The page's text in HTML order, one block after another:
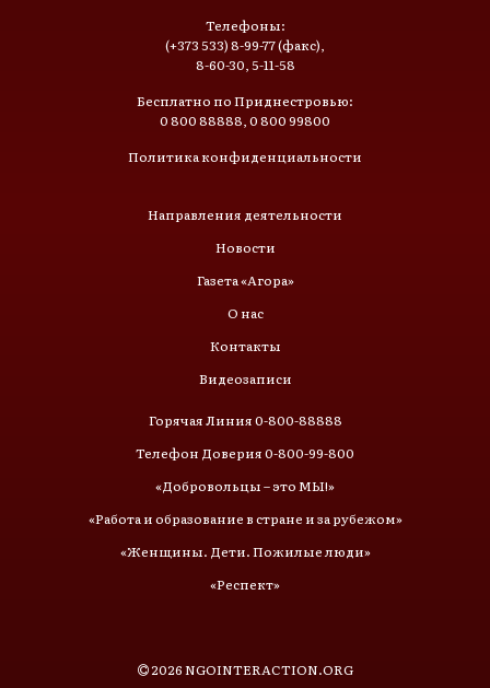
Телефоны:
(+373 533) 8-99-77 (факс),
8-60-30, 5-11-58
Бесплатно по Приднестровью:
0 800 88888, 0 800 99800
Политика конфиденциальности
Направления деятельности
Новости
Газета «Агора»
О нас
Контакты
Видеозаписи
Горячая Линия 0-800-88888
Телефон Доверия 0-800-99-800
«Добровольцы – это МЫ!»
«Работа и образование в стране и за рубежом»
«Женщины. Дети. Пожилые люди»
«Респект»
2026NGOINTERACTION.ORG